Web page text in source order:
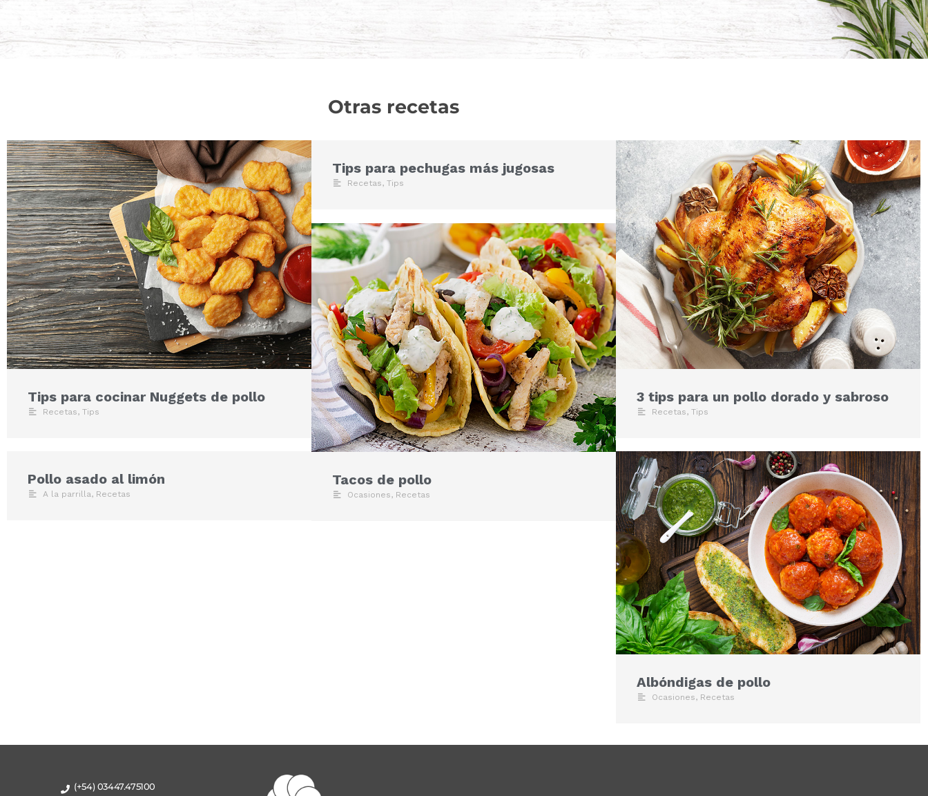
Otras recetas
Tips para cocinar Nuggets de pollo
Recetas, Tips
Tips para pechugas más jugosas
Recetas, Tips
3 tips para un pollo dorado y sabroso
Recetas, Tips
Tacos de pollo
Ocasiones, Recetas
Pollo asado al limón
A la parrilla, Recetas
Albóndigas de pollo
Ocasiones, Recetas
(+54) 03447.475100